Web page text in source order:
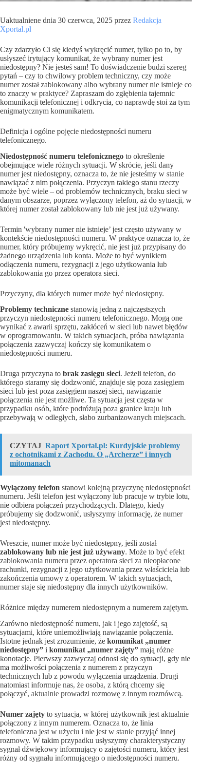
Uaktualniene dnia 30 czerwca, 2025 przez Redakcja
Xportal.pl
Czy zdarzyło Ci się kiedyś wykręcić numer, tylko po to, by
usłyszeć irytujący komunikat, że wybrany numer jest
niedostępny? Nie jesteś sam! To doświadczenie budzi szereg
pytań – czy to chwilowy problem techniczny, czy może
numer został zablokowany albo wybrany numer nie istnieje co
to znaczy w praktyce? Zapraszam do zgłębienia tajemnic
komunikacji telefonicznej i odkrycia, co naprawdę stoi za tym
enigmatycznym komunikatem.
Definicja i ogólne pojęcie niedostępności numeru
telefonicznego.
Niedostępność numeru telefonicznego to określenie
obejmujące wiele różnych sytuacji. W skrócie, jeśli dany
numer jest niedostępny, oznacza to, że nie jesteśmy w stanie
nawiązać z nim połączenia. Przyczyn takiego stanu rzeczy
może być wiele – od problemów technicznych, braku sieci w
danym obszarze, poprzez wyłączony telefon, aż do sytuacji, w
której numer został zablokowany lub nie jest już używany.
Termin 'wybrany numer nie istnieje’ jest często używany w
kontekście niedostępności numeru. W praktyce oznacza to, że
numer, który próbujemy wykręcić, nie jest już przypisany do
żadnego urządzenia lub konta. Może to być wynikiem
odłączenia numeru, rezygnacji z jego użytkowania lub
zablokowania go przez operatora sieci.
Przyczyny, dla których numer może być niedostępny.
Problemy techniczne stanowią jedną z najczęstszych
przyczyn niedostępności numeru telefonicznego. Mogą one
wynikać z awarii sprzętu, zakłóceń w sieci lub nawet błędów
w oprogramowaniu. W takich sytuacjach, próba nawiązania
połączenia zazwyczaj kończy się komunikatem o
niedostępności numeru.
Druga przyczyna to brak zasięgu sieci. Jeżeli telefon, do
którego staramy się dodzwonić, znajduje się poza zasięgiem
sieci lub jest poza zasięgiem naszej sieci, nawiązanie
połączenia nie jest możliwe. Ta sytuacja jest częsta w
przypadku osób, które podróżują poza granice kraju lub
przebywają w odległych, słabo zurbanizowanych miejscach.
CZYTAJ Raport Xportal.pl: Kurdyjskie problemy
z ochotnikami z Zachodu. O „Archerze” i innych
mitomanach
Wyłączony telefon stanowi kolejną przyczynę niedostępności
numeru. Jeśli telefon jest wyłączony lub pracuje w trybie lotu,
nie odbiera połączeń przychodzących. Dlatego, kiedy
próbujemy się dodzwonić, usłyszymy informację, że numer
jest niedostępny.
Wreszcie, numer może być niedostępny, jeśli został
zablokowany lub nie jest już używany. Może to być efekt
zablokowania numeru przez operatora sieci za nieopłacone
rachunki, rezygnacji z jego użytkowania przez właściciela lub
zakończenia umowy z operatorem. W takich sytuacjach,
numer staje się niedostępny dla innych użytkowników.
Różnice między numerem niedostępnym a numerem zajętym.
Zarówno niedostępność numeru, jak i jego zajętość, są
sytuacjami, które uniemożliwiają nawiązanie połączenia.
Istotne jednak jest zrozumienie, że komunikat „numer
niedostępny” i komunikat „numer zajęty” mają różne
konotacje. Pierwszy zazwyczaj odnosi się do sytuacji, gdy nie
ma możliwości połączenia z numerem z przyczyn
technicznych lub z powodu wyłączenia urządzenia. Drugi
natomiast informuje nas, że osoba, z którą chcemy się
połączyć, aktualnie prowadzi rozmowę z innym rozmówcą.
Numer zajęty to sytuacja, w której użytkownik jest aktualnie
połączony z innym numerem. Oznacza to, że linia
telefoniczna jest w użyciu i nie jest w stanie przyjąć innej
rozmowy. W takim przypadku usłyszymy charakterystyczny
sygnał dźwiękowy informujący o zajętości numeru, który jest
różny od sygnału informującego o niedostępności numeru.